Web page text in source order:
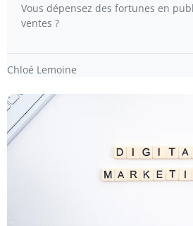
Vous dépensez des fortunes en
ventes ?
Chloé Lemoine